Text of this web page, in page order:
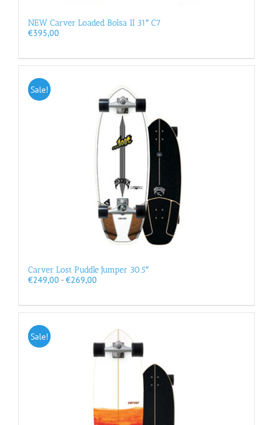
NEW Carver Loaded Bolsa II 31″ C7
€395,00
Sale!
Carver Lost Puddle Jumper 30.5″
€249,00 - €269,00Prijsklasse:
€269,00
Sale!